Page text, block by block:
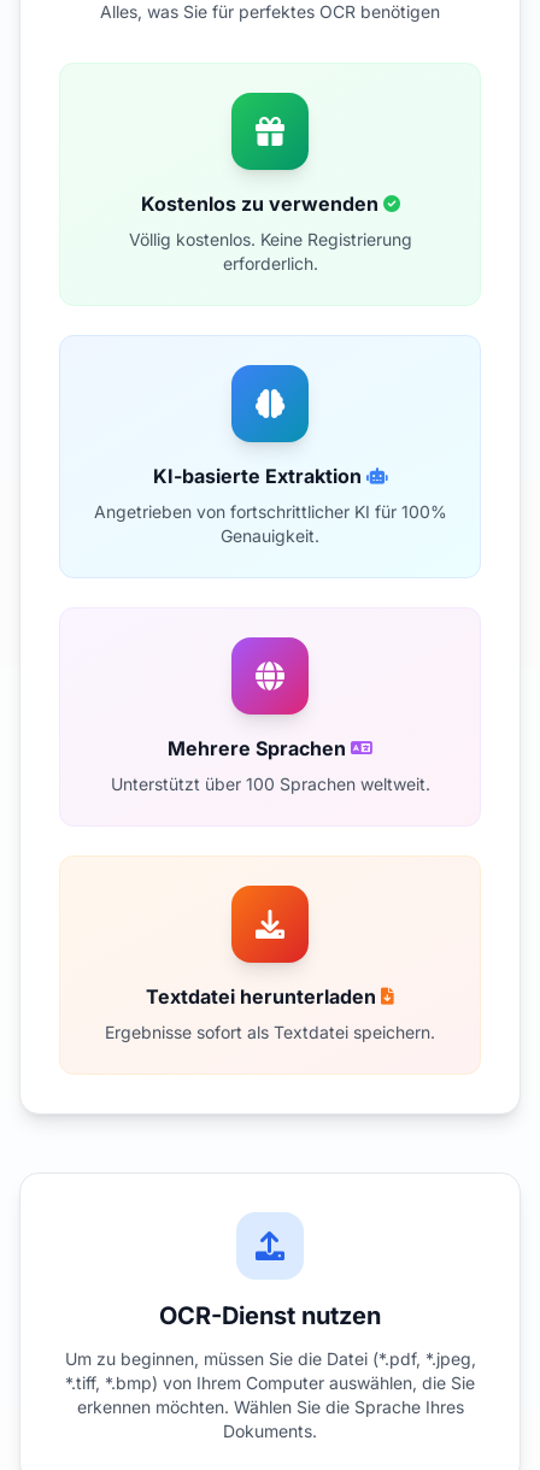
Alles, was Sie für perfektes OCR benötigen
Kostenlos zu verwenden
Völlig kostenlos. Keine Registrierung
erforderlich.
KI-basierte Extraktion
Angetrieben von fortschrittlicher KI für 100%
Genauigkeit.
Mehrere Sprachen
Unterstützt über 100 Sprachen weltweit.
Textdatei herunterladen
Ergebnisse sofort als Textdatei speichern.
OCR-Dienst nutzen
Um zu beginnen, müssen Sie die Datei (*.pdf, *.jpeg,
*.tiff, *.bmp) von Ihrem Computer auswählen, die Sie
erkennen möchten. Wählen Sie die Sprache Ihres
Dokuments.